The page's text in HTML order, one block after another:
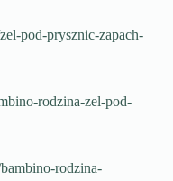
pod-prysznic-zapach-
rodzina-zel-pod-
rodzina-